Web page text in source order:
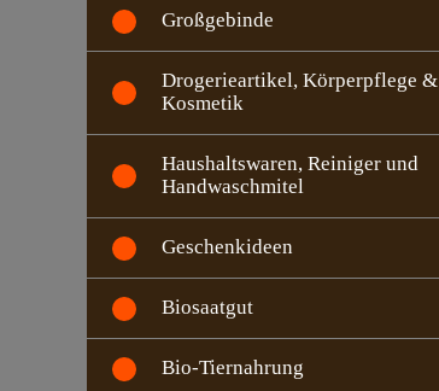
Großgebinde
Drogerieartikel, Körperpflege &
Kosmetik
Haushaltswaren, Reiniger und
Handwaschmitel
Geschenkideen
Biosaatgut
Bio-Tiernahrung